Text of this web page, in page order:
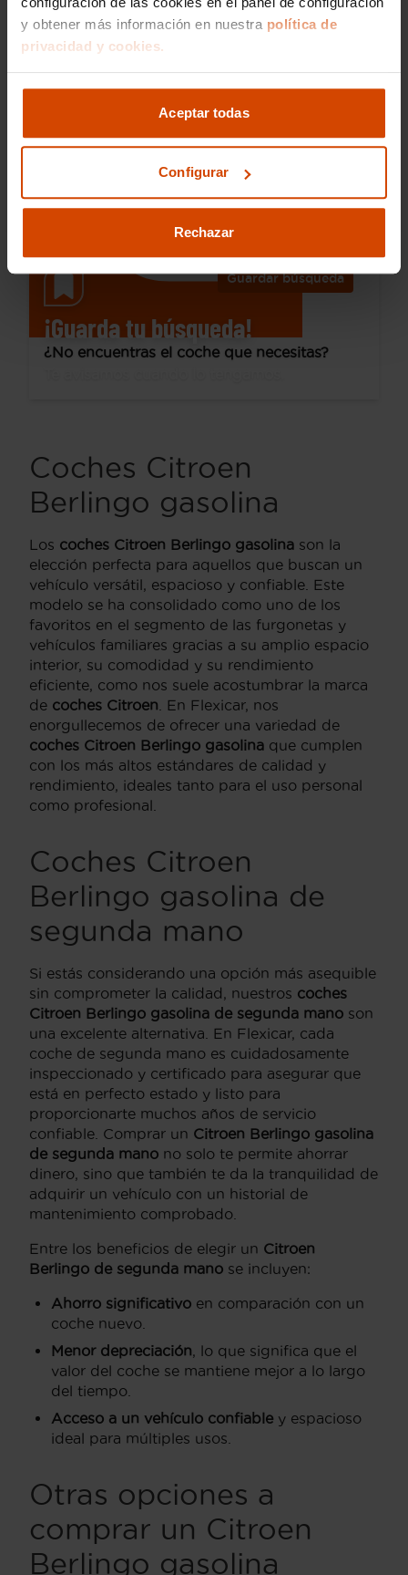
y obtener más información en nuestra política de
privacidad y cookies.
Aceptar todas
Configurar
Rechazar
Desde 140 € /mes*
Citroen Berlingo
Talla M PureTech 110 S&S FEEL
2018
56.100 km
Manual
Gran Canaria - Miller Bajo
Guardar búsqueda
¡Guarda tu búsqueda!
¿No encuentras el coche que necesitas?
Coches Citroen
Berlingo gasolina
Los coches Citroen Berlingo gasolina son la
elección perfecta para aquellos que buscan un
vehículo versátil, espacioso y confiable. Este
modelo se ha consolidado como uno de los
favoritos en el segmento de las furgonetas y
vehículos familiares gracias a su amplio espacio
interior, su comodidad y su rendimiento
eficiente, como nos suele acostumbrar la marca
de coches Citroen . En Flexicar, nos
enorgullecemos de ofrecer una variedad de
coches Citroen Berlingo gasolina que cumplen
con los más altos estándares de calidad y
rendimiento, ideales tanto para el uso personal
como profesional.
Coches Citroen
Berlingo gasolina de
segunda mano
Si estás considerando una opción más asequible
sin comprometer la calidad, nuestros coches
Citroen Berlingo gasolina de segunda mano son
una excelente alternativa. En Flexicar, cada
coche de segunda mano es cuidadosamente
inspeccionado y certificado para asegurar que
está en perfecto estado y listo para
proporcionarte muchos años de servicio
confiable. Comprar un Citroen Berlingo gasolina
de segunda mano no solo te permite ahorrar
dinero, sino que también te da la tranquilidad de
adquirir un vehículo con un historial de
mantenimiento comprobado.
Entre los beneficios de elegir un Citroen
Berlingo de segunda mano se incluyen:
Ahorro significativo en comparación con un
coche nuevo.
Menor depreciación , lo que significa que el
valor del coche se mantiene mejor a lo largo
del tiempo.
Acceso a un vehículo confiable y espacioso
ideal para múltiples usos.
Otras opciones a
comprar un Citroen
Berlingo gasolina